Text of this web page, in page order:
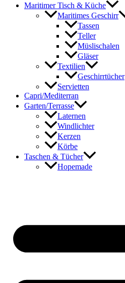
Maritimer Tisch & Küche
Maritimes Geschirr
Tassen
Teller
Müslischalen
Gläser
Textilien
Geschirrtücher
Servietten
Capri/Mediterran
Garten/Terrasse
Laternen
Windlichter
Kerzen
Körbe
Taschen & Tücher
Hopemade